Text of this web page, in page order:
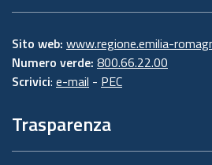
Sito web: www.regione.emilia-
Numero verde: 800.66.22.00
Scrivici: e-mail - PEC
Trasparenza